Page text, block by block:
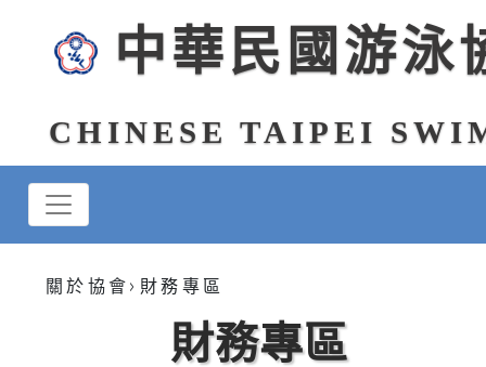
中華民國游泳
CHINESE TAIPEI
關於協會 > 財務專區
財務專區